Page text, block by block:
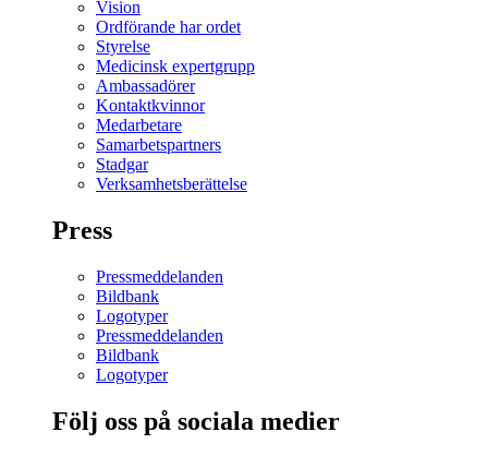
Vision
Ordförande har ordet
Styrelse
Medicinsk expertgrupp
Ambassadörer
Kontaktkvinnor
Medarbetare
Samarbetspartners
Stadgar
Verksamhetsberättelse
Press
Pressmeddelanden
Bildbank
Logotyper
Pressmeddelanden
Bildbank
Logotyper
Följ oss på sociala medier